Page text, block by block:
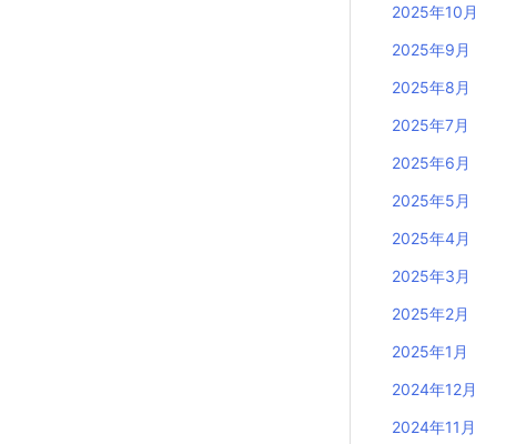
2025年10月
2025年9月
2025年8月
2025年7月
2025年6月
2025年5月
2025年4月
2025年3月
2025年2月
2025年1月
2024年12月
2024年11月